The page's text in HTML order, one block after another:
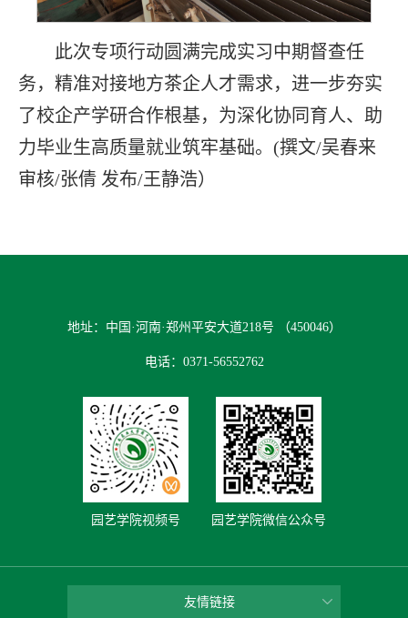
此次专项行动圆满完成实习中期督查任
务，精准对接地方茶企人才需求，进一步夯实
了校企产学研合作根基，为深化协同育人、助
力毕业生高质量就业筑牢基础。(撰文/吴春来
审核/张倩 发布/王静浩）
地址：中国·河南·郑州平安大道218号 （450046）
电话：0371-56552762
园艺学院视频号 园艺学院微信公众号
友情链接